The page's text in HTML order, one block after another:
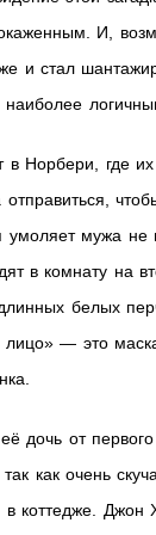
И,
и стал
Норбери, где
мужа не
в комнату на
белых
лицо» — это
от
как очень
в коттедже.